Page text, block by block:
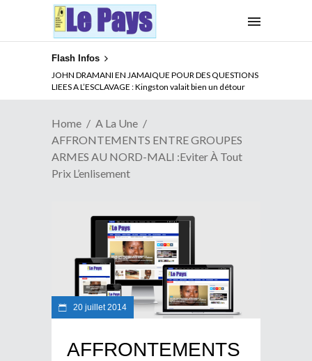
Flash Infos
JOHN DRAMANI EN JAMAIQUE POUR DES QUESTIONS
LIEES A L’ESCLAVAGE : Kingston valait bien un détour
ABSENCE PROLONGEE DE PAUL BIYA DU CAMEROUN :
Qui pilote le Cameroun ?
Home
A La Une
AFFRONTEMENTS ENTRE GROUPES
ARMES AU NORD-MALI :Eviter À Tout
Prix L’enlisement
20 juillet 2014
AFFRONTEMENTS